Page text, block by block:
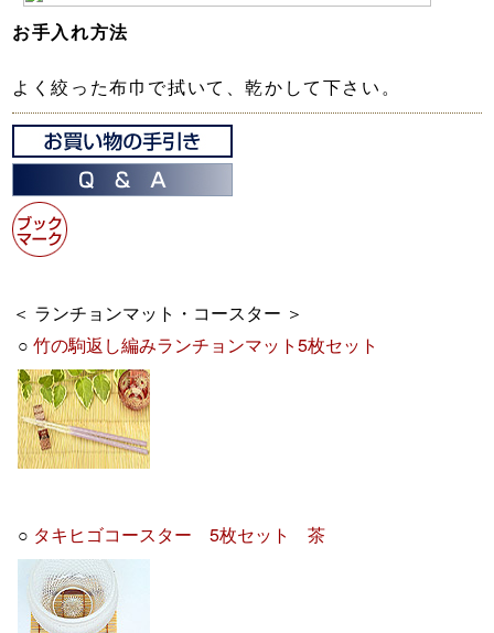
お手入れ方法
よく絞った布巾で拭いて、乾かして下さい。
＜ ランチョンマット・コースター ＞
○竹の駒返し編みランチョンマット5枚セット
○ タキヒゴコースター 5枚セット 茶